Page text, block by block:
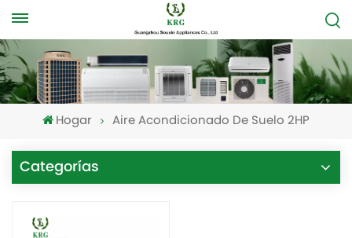
Hogar Aire Acondicionado De Suelo 2HP
Categorías